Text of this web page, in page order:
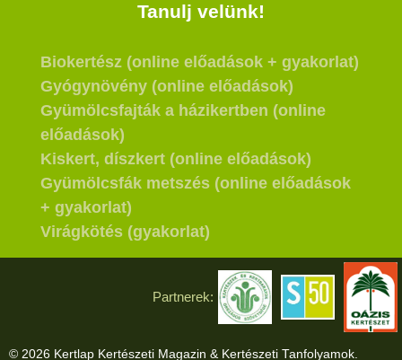
Tanulj velünk!
Biokertész (online előadások + gyakorlat)
Gyógynövény (online előadások)
Gyümölcsfajták a házikertben (online
előadások)
Kiskert, díszkert (online előadások)
Gyümölcsfák metszés (online előadások
+ gyakorlat)
Virágkötés (gyakorlat)
Partnerek:
© 2026 Kertlap Kertészeti Magazin & Kertészeti Tanfolyamok.